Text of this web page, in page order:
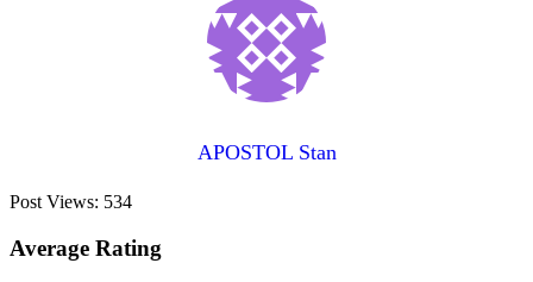
APOSTOL Stan
Post Views: 534
Average Rating